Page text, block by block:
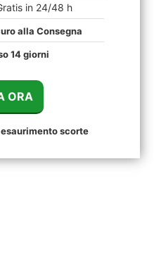
in 24/48 h
alla Consegna
14 giorni
ORA
scorte